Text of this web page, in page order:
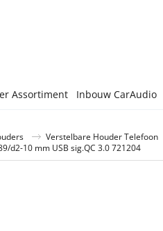
Assortiment Inbouw CarAudio
Verstelbare Houder Telefoon
d2-10 mm USB sig.QC 3.0 721204